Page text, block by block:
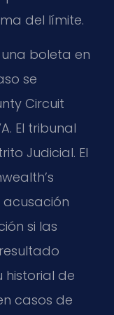
del límite.
boleta en
se
Circuit
El tribunal
Judicial. El
si las
historial de
casos de